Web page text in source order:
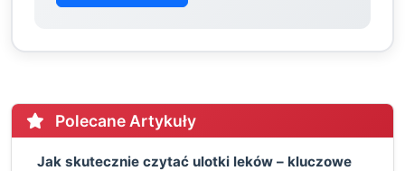
Polecane Artykuły
Jak skutecznie czytać ulotki leków – kluczowe